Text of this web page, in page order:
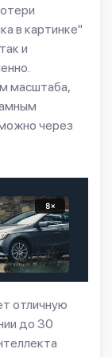
в картинке"
и
масштаба,
через
отличную
до 30